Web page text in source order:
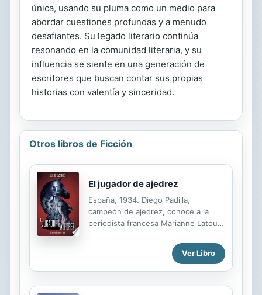
única, usando su pluma como un medio para
abordar cuestiones profundas y a menudo
desafiantes. Su legado literario continúa
resonando en la comunidad literaria, y su
influencia se siente en una generación de
escritores que buscan contar sus propias
historias con valentía y sinceridad.
Otros libros de Ficción
El jugador de ajedrez
España, 1934. Diego Padilla,
campeón de ajedrez, conoce a la
periodista francesa Marianne Latour.
estallar, y en ese contexto de
agitación el amor encuentra a los dos
jóvenes. Juntos tendrán una hija y
Ver Libro